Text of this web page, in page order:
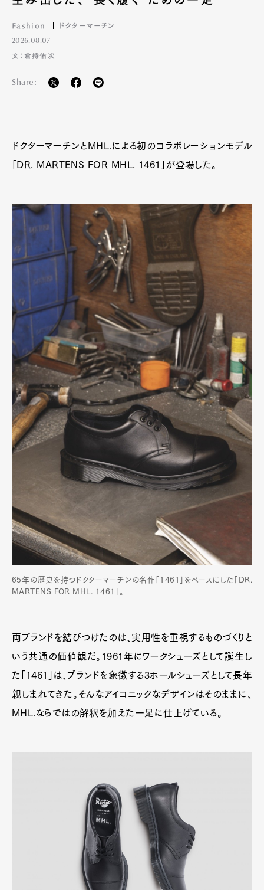
Art&DesignWatchFashion
Pen Membership
Magazine
Official Columnist
About
Contact
Pen Meet
Pen international Pen tw
Fashion ドクターマーチン
2026.08.07
文：倉持佑次
Share:
ドクターマーチンとMHL.による初のコラボレーションモデル
「DR. MARTENS FOR MHL. 1461」が登場した。
65年の歴史を持つドクターマーチンの名作「1461」をベースにした「DR.
MARTENS FOR MHL. 1461」。
両ブランドを結びつけたのは、実用性を重視するものづくりと
いう共通の価値観だ。1961年にワークシューズとして誕生し
た「1461」は、ブランドを象徴する3ホールシューズとして長年
親しまれてきた。そんなアイコニックなデザインはそのままに、
MHL.ならではの解釈を加えた一足に仕上げている。